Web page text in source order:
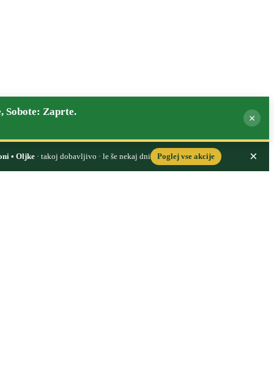
Sobote: Zaprte.
×
• Oljke· takoj dobavljivo · le še nekaj dni Poglej vse akcije ×